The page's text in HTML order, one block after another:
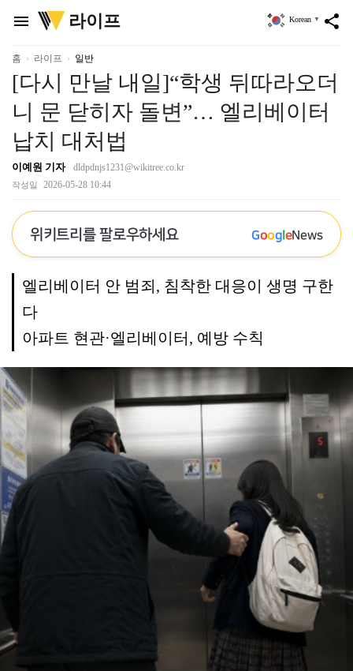
menu
위
키
리
라이프 share
Korean ▼
홈 라이프 일반
[다시 만날 내일]“학생 뒤따라오더
니 문 닫히자 돌변”… 엘리베이터
납치 대처법
이예원 기자 dldpdnjs1231@wikitree.co.kr
작성일 2026-05-28 10:44
위키트리를 팔로우하세요 GoogleNews
엘리베이터 안 범죄, 침착한 대응이 생명 구한
다
아파트 현관·엘리베이터, 예방 수칙